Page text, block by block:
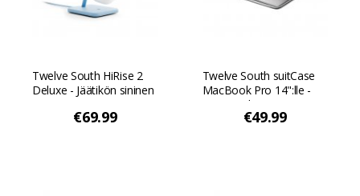
Twelve South HiRise 2
Deluxe - Jäätikön sininen
€69.99
Twelve South suitCase
MacBook Pro 14":lle -
Tummanharmaa
€49.99